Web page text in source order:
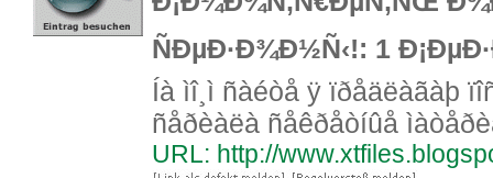
ÑÐµÐ·Ð¾Ð½Ñ‹!: 1
Íà ìî¸ì ñàéòå ÿ ïðåäëàãàþ
ñåðèàëà ñåêðåòíûå
URL: http://